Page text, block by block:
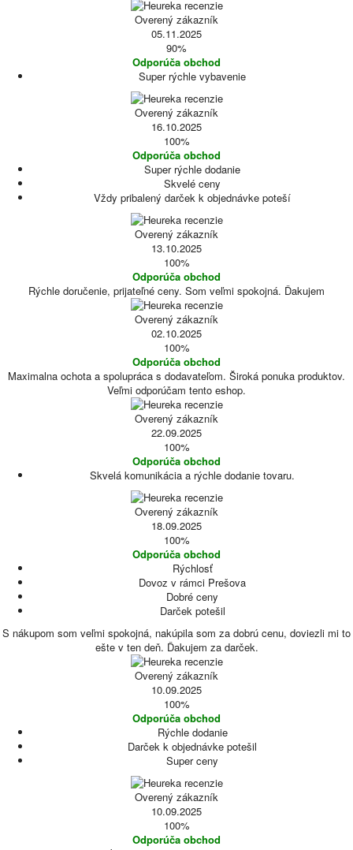
Overený zákazník
05.11.2025
90%
Odporúča obchod
Super rýchle vybavenie
Overený zákazník
16.10.2025
100%
Odporúča obchod
Super rýchle dodanie
Skvelé ceny
Vždy pribalený darček k objednávke poteší
Overený zákazník
13.10.2025
100%
Odporúča obchod
Rýchle doručenie, prijateľné ceny. Som veľmi spokojná. Ďakujem
Overený zákazník
02.10.2025
100%
Odporúča obchod
Maximalna ochota a spolupráca s dodavateľom. Široká ponuka produktov.
Veľmi odporúčam tento eshop.
Overený zákazník
22.09.2025
100%
Odporúča obchod
Skvelá komunikácia a rýchle dodanie tovaru.
Overený zákazník
18.09.2025
100%
Odporúča obchod
Rýchlosť
Dovoz v rámci Prešova
Dobré ceny
Darček potešil
S nákupom som veľmi spokojná, nakúpila som za dobrú cenu, doviezli mi to
ešte v ten deň. Ďakujem za darček.
Overený zákazník
10.09.2025
100%
Odporúča obchod
Rýchle dodanie
Darček k objednávke potešil
Super ceny
Overený zákazník
10.09.2025
100%
Odporúča obchod